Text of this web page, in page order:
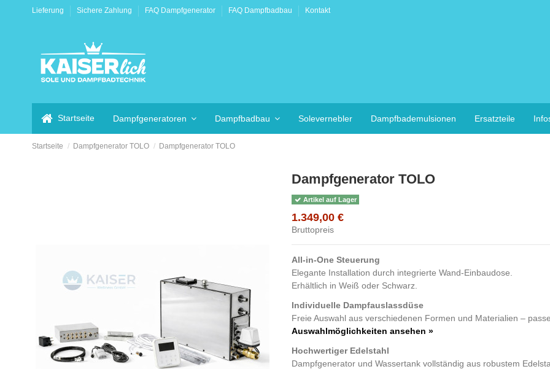
Lieferung Sichere Zahlung FAQ Dampfgenerator FAQ Dampfbadbau Kontakt
Startseite Dampfgeneratoren Dampfbadbau Solevernebler Dampfbademulsionen Ersatzteile
Startseite Dampfgenerator TOLO Dampfgenerator TOLO
Dampfgenerator TOLO
Artikel auf Lager
1.349,00 €
Bruttopreis
All-in-One Steuerung
Elegante Installation durch integrierte Wand-Einbaudose.
Erhältlich in Weiß oder Schwarz.
Individuelle Dampfauslassdüse
Freie Auswahl aus verschiedenen Formen und Materialien –
Auswahlmöglichkeiten ansehen »
Hochwertiger Edelstahl
Dampfgenerator und Wassertank vollständig aus robustem